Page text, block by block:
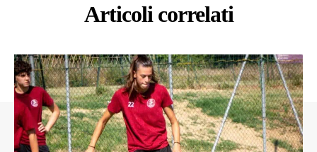
Articoli correlati